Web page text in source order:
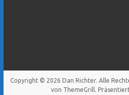
Copyright © 2026 Dan Richter. Alle
von ThemeGrill.